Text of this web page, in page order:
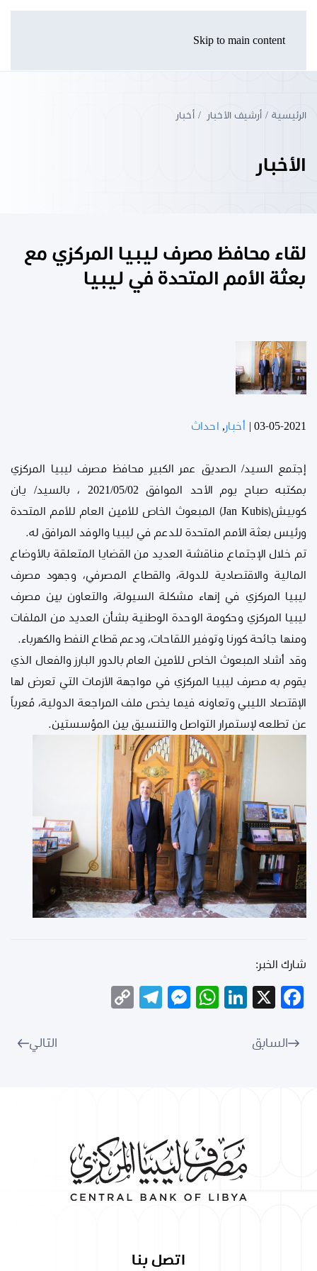
Skip to main content
الرئيسية أرشيف الأخبار أخبار
الأخبار
لقاء محافظ مصرف ليبيا المركزي مع
بعثة الأمم المتحدة في ليبيا
03-05-2021 أخبار, احداث
إجتمع السيد/ الصديق عمر الكبير محافظ مصرف ليبيا المركزي
بمكتبه صباح يوم الأحد الموافق 2021/05/02 ، بالسيد/ يان
كوبيش(Jan Kubis) المبعوث الخاص للأمين العام للأمم المتحدة
ورئيس بعثة الأمم المتحدة للدعم في ليبيا والوفد المرافق له.
تم خلال الإجتماع مناقشة العديد من القضايا المتعلقة بالأوضاع
المالية والاقتصادية للدولة، والقطاع المصرفي، وجهود مصرف
ليبيا المركزي في إنهاء مشكلة السيولة، والتعاون بين مصرف
ليبيا المركزي وحكومة الوحدة الوطنية بشأن العديد من الملفات
ومنها جائحة كورنا وتوفير اللقاحات، ودعم قطاع النفط والكهرباء.
وقد أشاد المبعوث الخاص للأمين العام بالدور البارز والفعال الذي
يقوم به مصرف ليبيا المركزي في مواجهة الأزمات التي تعرض لها
الإقتصاد الليبي وتعاونه فيما يخص ملف المراجعة الدولية، مُعرباً
عن تطلعه لإستمرار التواصل والتنسيق بين المؤسستين.
شارك الخبر:
Facebook
X
LinkedIn
WhatsApp
Messenger
Telegram
السابق التالي
اتصل بنا